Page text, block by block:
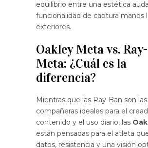
equilibrio entre una estética
funcionalidad de captura manos
exteriores.
Oakley Meta vs.
Meta: ¿Cuál es la
diferencia?
Mientras que las Ray-Ban son las
compañeras ideales para el
contenido y el uso diario, las
están pensadas para el atleta
datos, resistencia y una visión